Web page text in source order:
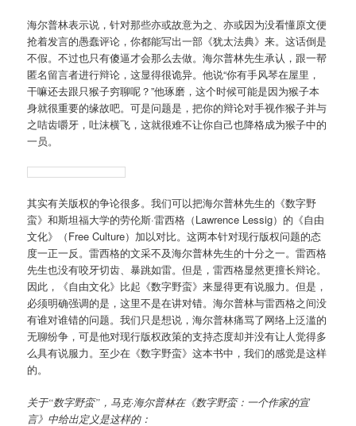
海尔普林表示说，针对那些亦或故意为之、亦或因为没看懂原文便
抢着发言的愚蠢评论，你都能写出一部《犹太法典》来。这话倒是
不假。不过也只有傻逼才会那么去做。海尔普林先生承认，跟一帮
匿名留言者进行辩论，这显得很诡异。他说“你有手风琴在屋里，
干嘛还去跟只猴子穷聊呢？”他琢磨，这个时候可能是因为猴子本
身就很重要的缘故吧。可是问题是，把你的辩论对手视作猴子并与
之咭齿嚼牙，吐沫横飞，这就很难不让你自己也降格成为猴子中的
一员。
其实有关版权的争论很多。我们可以把海尔普林先生的《数字野
蛮》和斯坦福大学的劳伦斯·雷西格（Lawrence Lessig）的《自由
文化》（Free Culture）加以对比。这两本针对现行版权问题的态
度一正一反。雷西格的文采不及海尔普林先生的十分之一。雷西格
先生也没有咬牙切齿、暴跳如雷。但是，雷西格显然更擅长辩论。
因此，《自由文化》比起《数字野蛮》来显得更有说服力。但是，
必须明确强调的是，这里不是在讲对错。海尔普林与雷西格之间没
有谁对谁错的问题。我们只是想说，海尔普林痛骂了网络上泛滥的
无聊纷争，可是他对现行版权政策的支持态度却并没有让人觉得多
么具有说服力。至少在《数字野蛮》这本书中，我们的感觉是这样
的。
关于“数字野蛮”，马克·海尔普林在《数字野蛮：一个作家的宣
言》中给出定义是这样的：